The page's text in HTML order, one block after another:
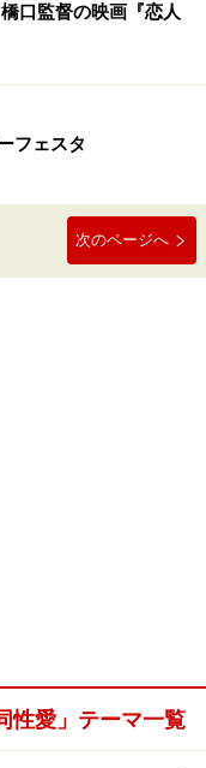
口監督の映画『恋人
フェスタ
次のページへ
性愛」テーマ一覧